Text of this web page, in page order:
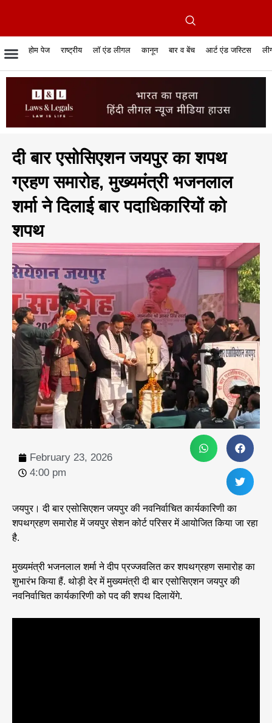
होम पेज राष्ट्रीय
रिपोर्टेबल जजमेंट सुप्रीम कोर्ट हाईकोर्ट
लॉ एंड लीगल
रिसर्च एनालाईसिस एंड लॉ केस स्टेटस
कानून
व्यापार में कानून फिल्में और कानून
बार व बेंच
बार एसोसिएशन बार
आर्ट एंड जस्टिस
जस्टिस एंड जस्टिस
दी बार एसोसिएशन जयपुर का शपथ
ग्रहण समारोह, मुख्यमंत्री भजनलाल
शर्मा ने दिलाई बार पदाधिकारियों को
शपथ
February 23, 2026
4:00 pm
जयपुर। दी बार एसोसिएशन जयपुर की नवनिर्वाचित कार्यकारिणी का
शपथग्रहण समारोह में जयपुर सेशन कोर्ट परिसर में आयोजित किया जा रहा
है.
मुख्यमंत्री भजनलाल शर्मा ने दीप प्रज्जवलित कर शपथग्रहण समारोह का
शुभारंभ किया हैं. थोड़ी देर में मुख्यमंत्री दी बार एसोसिएशन जयपुर की
नवनिर्वाचित कार्यकारिणी को पद की शपथ दिलायेंगे.